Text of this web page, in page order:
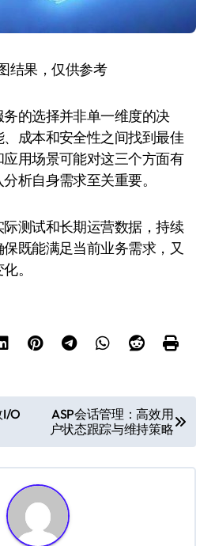
结果，仅供参考
的选择并非单一维度的决
成本和安全性之间找到最佳
用场景可能对这三个方面有
析自身需求至关重要。
测试和长期运营数据，持续
既能满足当前业务需求，又
。
I/O
ASP会话管理：高效用
户状态跟踪与维持策略